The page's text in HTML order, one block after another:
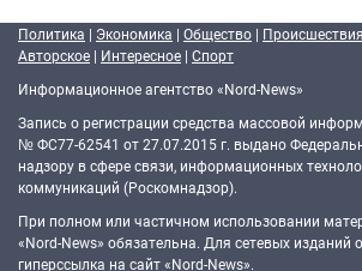
Политика | Экономика | Общество | Происшествия
Авторское | Интересное | Спорт
Информационное агентство «Nord-News»
Запись о регистрации средства массовой
№ ФС77-62541 от 27.07.2015 г. выдано
надзору в сфере связи, информационных
коммуникаций (Роскомнадзор).
При полном или частичном использовании
«Nord-News» обязательна. Для сетевых изданий
гиперссылка на сайт «Nord-News».